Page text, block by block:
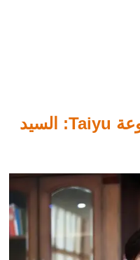
الرئيس التنفيذي لمجموعة Taiyu: السيد